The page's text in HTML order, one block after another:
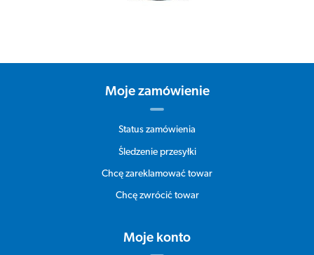
Moje zamówienie
Status zamówienia
Śledzenie przesyłki
Chcę zareklamować towar
Chcę zwrócić towar
Moje konto